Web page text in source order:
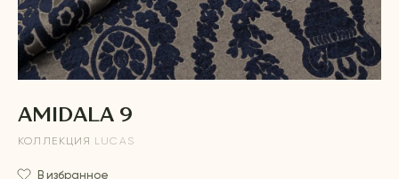
AMIDALA 9
КОЛЛЕКЦИЯ LUCAS
В избранное